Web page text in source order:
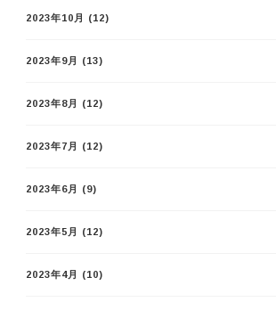
2023年10月 (12)
2023年9月 (13)
2023年8月 (12)
2023年7月 (12)
2023年6月 (9)
2023年5月 (12)
2023年4月 (10)